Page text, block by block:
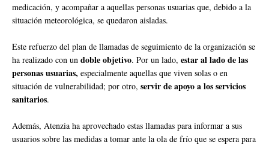
medicación, y acompañar a aquellas personas usuarias que, debido a la
situación meteorológica, se quedaron aisladas.
Este refuerzo del plan de llamadas de seguimiento de la organización se
ha realizado con un doble objetivo. Por un lado, estar al lado de las
personas usuarias, especialmente aquellas que viven solas o en
situación de vulnerabilidad; por otro, servir de apoyo a los servicios
sanitarios.
Además, Atenzia ha aprovechado estas llamadas para informar a sus
usuarios sobre las medidas a tomar ante la ola de frío que se espera para